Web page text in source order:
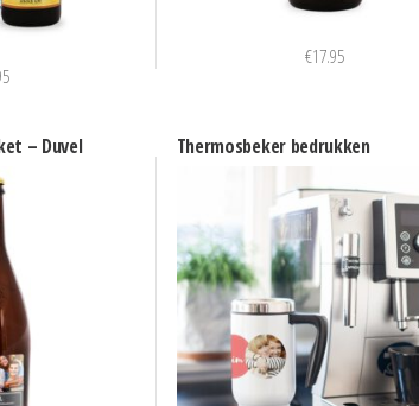
€17.95
– Duvel Thermosbeker bedrukken